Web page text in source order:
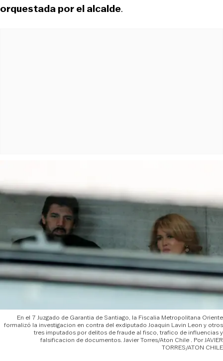
orquestada por el alcalde.
En el 7 Juzgado de Garantia de Santiago, la Fiscalia Metropolitana Oriente
formalizó la investigacion en contra del exdiputado Joaquin Lavin Leon y otros
tres imputados por delitos de fraude al fisco, trafico de influencias y
falsificacion de documentos. Javier Torres/Aton Chile
JAVIER
TORRES/ATON CHILE